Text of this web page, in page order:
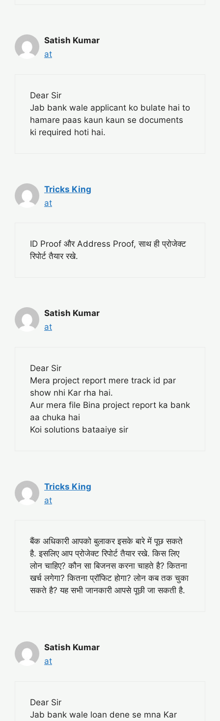
Satish Kumar
at
Dear Sir
Jab bank wale applicant ko bulate hai to
hamare paas kaun kaun se documents
ki required hoti hai.
Tricks King
at
ID Proof और Address Proof, साथ ही प्रोजेक्ट
रिपोर्ट तैयार रखे.
Satish Kumar
at
Dear Sir
Mera project report mere track id par
show nhi Kar rha hai.
Aur mera file Bina project report ka bank
aa chuka hai
Koi solutions bataaiye sir
Tricks King
at
बैंक अधिकारी आपको बुलाकर इसके बारे में पूछ सकते
है. इसलिए आप प्रोजेक्ट रिपोर्ट तैयार रखे. किस लिए
लोन चाहिए? कौन सा बिजनस करना चाहते है? कितना
खर्च लगेगा? कितना प्रॉफिट होगा? लोन कब तक चुका
सकते है? यह सभी जानकारी आपसे पूछी जा सकती है.
Satish Kumar
at
Dear Sir
Jab bank wale loan dene se mna Kar